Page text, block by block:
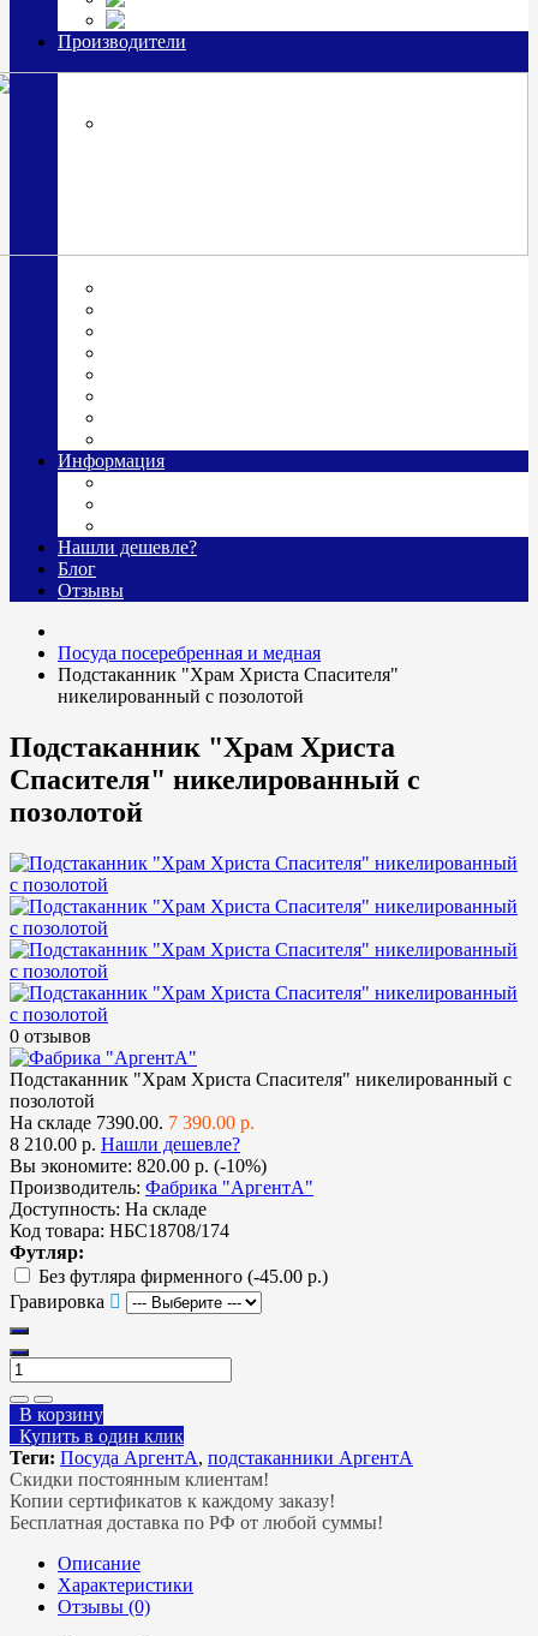
Производители
Информация
Нашли дешевле?
Блог
Отзывы
Посуда посеребренная и медная
Подстаканник "Храм Христа Спасителя"
никелированный с позолотой
Подстаканник "Храм Христа
Спасителя" никелированный с
позолотой
0 отзывов
Подстаканник "Храм Христа Спасителя" никелированный с
позолотой
На складе 7390.00. 7 390.00 р.
8 210.00 р. Нашли дешевле?
Вы экономите: 820.00 р. (-10%)
Производитель: Фабрика "АргентА"
Доступность: На складе
Код товара: НБС18708/174
Футляр:
Без футляра фирменного (-45.00 р.)
Гравировка
В корзину
Купить в один клик
Теги: Посуда АргентА, подстаканники АргентА
Скидки постоянным клиентам!
Копии сертификатов к каждому заказу!
Бесплатная доставка по РФ от любой суммы!
Описание
Характеристики
Отзывы (0)